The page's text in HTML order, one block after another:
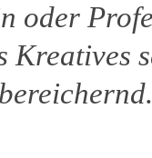
oder
Kreatives